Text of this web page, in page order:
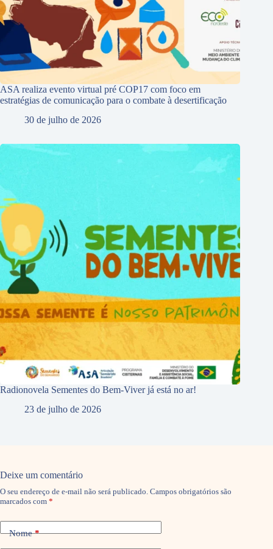
ASA realiza evento virtual pré COP17 com foco em
estratégias de comunicação para o combate à desertificação
30 de julho de 2026
Radionovela Sementes do Bem-Viver já está no ar!
23 de julho de 2026
Deixe um comentário
O seu endereço de e-mail não será publicado. Campos obrigatórios são
marcados com *
Nome*